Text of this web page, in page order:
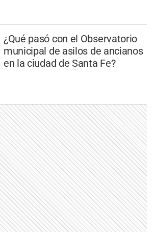
¿Qué pasó con el Observatorio
municipal de asilos de ancianos
en la ciudad de Santa Fe?